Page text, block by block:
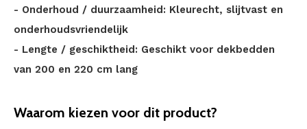
- Onderhoud / duurzaamheid: Kleurecht, slijtvast en
onderhoudsvriendelijk
- Lengte / geschiktheid: Geschikt voor dekbedden
van 200 en 220 cm lang
Waarom kiezen voor dit product?